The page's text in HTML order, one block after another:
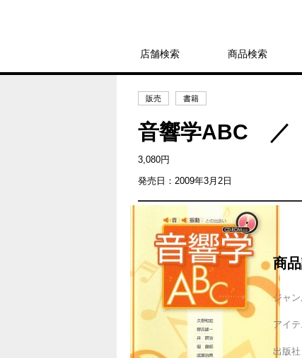
店舗検索 商品検索
販売 書籍
音響学ABC ／
3,080円
発売日：2009年3月2日
商
ジャン
アイテ
出版社